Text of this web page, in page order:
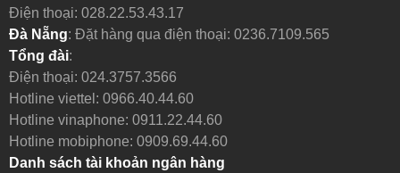
Điện thoại: 028.22.53.43.17
Đà Nẵng: Đặt hàng qua điện thoại: 0236.7109.565
Tổng đài:
Điện thoại: 024.3757.3566
Hotline viettel: 0966.40.44.60
Hotline vinaphone: 0911.22.44.60
Hotline mobiphone: 0909.69.44.60
Danh sách tài khoản ngân hàng